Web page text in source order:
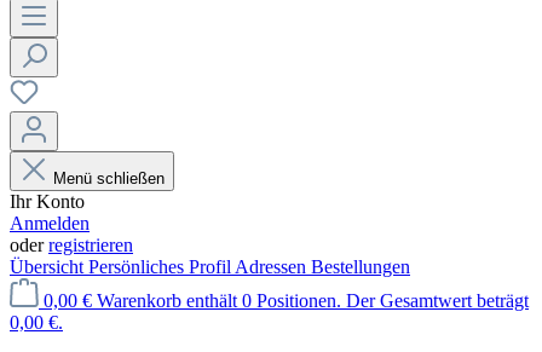
Menü schließen
Ihr Konto
Anmelden
oderregistrieren
Übersicht Persönliches Profil Adressen Bestellungen
0,00 € Warenkorb enthält 0 Positionen. Der Gesamtwert beträgt
0,00 €.